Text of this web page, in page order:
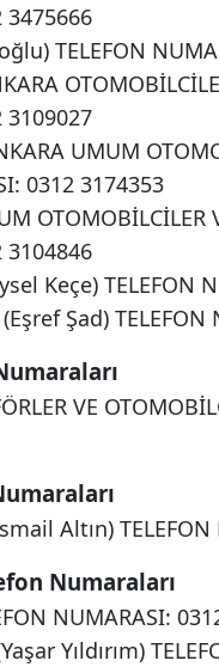
3475666
TELEFON
3109027
UMUM
0312 3174353
OTOMOBİLCİLER
3104846
Keçe) TELEFON
Şad)
VE
Altın)
Numaraları
NUMARASI:
Yıldırım)